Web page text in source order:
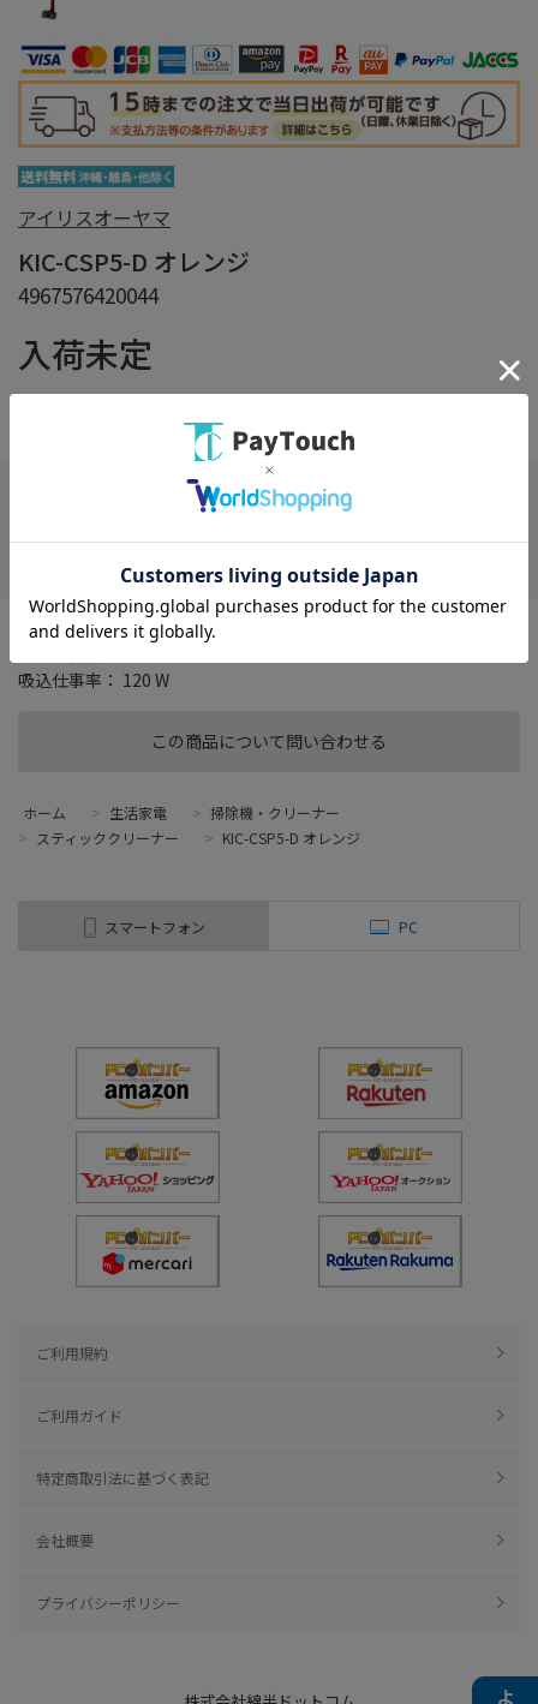
アイリスオーヤマ
KIC-CSP5-D オレンジ
4967576420044
入荷未定
この商品について問い合わせる
お気に入り
タイプ： スティック/ハンディ
吸込仕事率： 120 W
ホーム > 生活家電 > 掃除機・クリーナー
> スティッククリーナー > KIC-CSP5-D オレンジ
スマートフォン PC
ご利用規約
ご利用ガイド
特定商取引法に基づく表記
会社概要
プライバシーポリシー